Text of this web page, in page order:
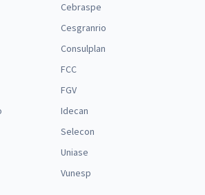
Cebraspe
Cesgranrio
Consulplan
FCC
FGV
Idecan
Selecon
Uniase
Vunesp